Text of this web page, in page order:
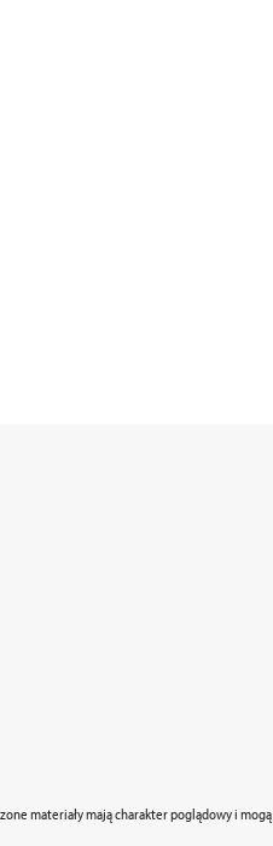
materiały mają charakter poglądowy i mogą